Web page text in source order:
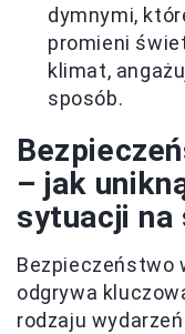
dymnymi,
promieni
klimat,
sposób.
– jak
sytuacji na
Bezpieczeństwo
odgrywa
rodzaju